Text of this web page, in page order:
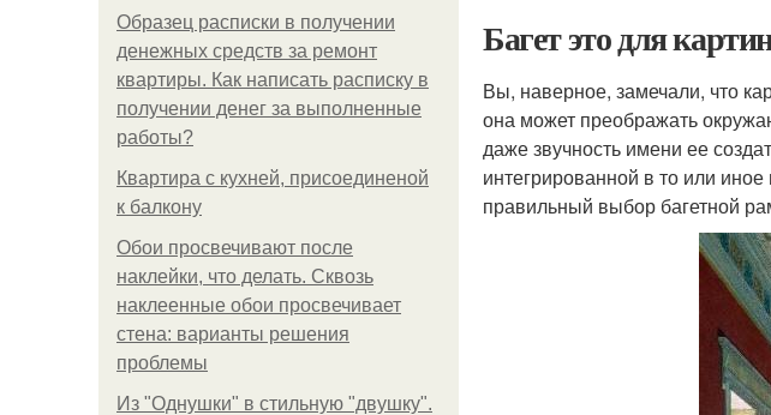
Образец расписки в получении
денежных средств за ремонт
квартиры. Как написать расписку в
получении денег за выполненные
работы?
Квартира с кухней, присоединеной
к балкону
Обои просвечивают после
наклейки, что делать. Сквозь
наклеенные обои просвечивает
стена: варианты решения
проблемы
Из "Однушки" в стильную "двушку".
Багет это для
Вы, наверное, замечали, что
она может преображать
даже звучность имени ее
интегрированной в то или
правильный выбор багетной